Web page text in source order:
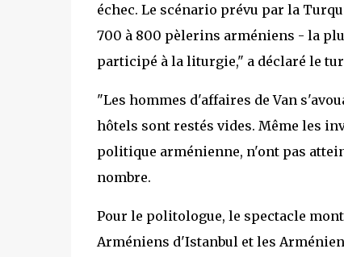
échec. Le scénario prévu par la
700 à 800 pèlerins arméniens - la
participé à la liturgie," a déclaré le
"Les hommes d'affaires de Van
hôtels sont restés vides. Même les
politique arménienne, n'ont pas
nombre.
Pour le politologue, le spectacle
Arméniens d'Istanbul et les